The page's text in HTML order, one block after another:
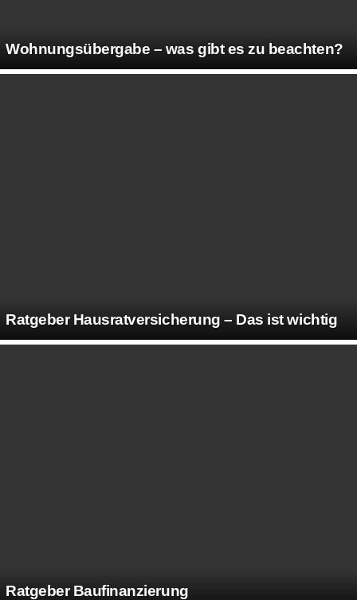
Wohnungsübergabe – was gibt es zu beachten?
Ratgeber Hausratversicherung – Das ist wichtig
Ratgeber Baufinanzierung